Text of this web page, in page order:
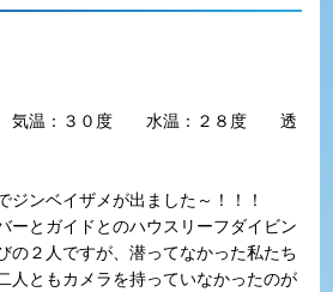
気温：３０度 水温：２８度 透
ジンベイザメが出ました～！！！
ーとガイドとのハウスリーフダイビン
の２人ですが、潜ってなかった私たち
人ともカメラを持っていなかったのが